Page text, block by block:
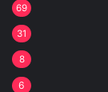
69
31
8
6